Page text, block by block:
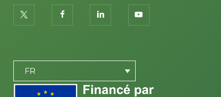
twitter facebooklinkedin youtube
FR